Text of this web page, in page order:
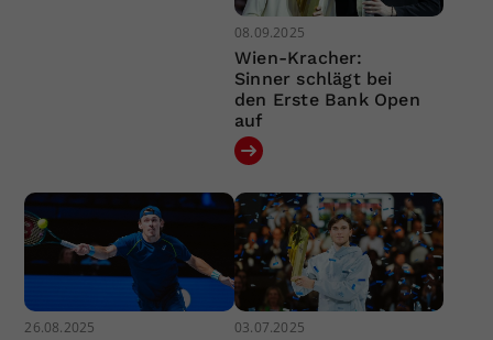
08.09.2025
Wien-Kracher:
Sinner schlägt bei
den Erste Bank Open
auf
26.08.2025 03.07.2025